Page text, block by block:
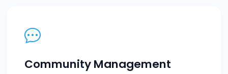
Community Management